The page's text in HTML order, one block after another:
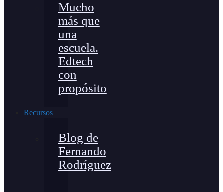
Mucho
más que
una
escuela.
Edtech
con
propósito
Recursos
Blog de
Fernando
Rodríguez